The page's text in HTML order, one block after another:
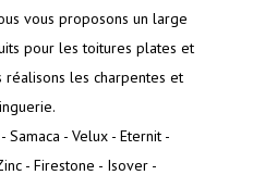
vous proposons un large
pour les toitures plates et
réalisons les charpentes et
- Samaca - Velux - Eternit -
- Firestone - Isover -